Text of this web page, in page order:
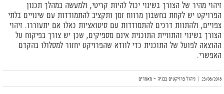
זיהוי מהיר של הצורך בשינוי יכול להיות קריטי, ולמעשה במהלך תכנון
הפרויקט יש לקחת בחשבון מרווח זמן ותקציב להתמודדות עם שינויים בלתי
צפויים, ולהתוות דרכים להתמודדות עם סיטואציות כאלו אם יתעוררו. זיהוי
הצורך בשינוי והתוויית התוכנית אינם מספיקים, שכן יש צורך בפיקוח על
ההוצאה לפועל של התוכנית כדי לוודא שהפרויקט יחזור למסלולו בהקדם
האפשרי.
23/08/2018 ניהול פרויקטים בבניה - מאמרים